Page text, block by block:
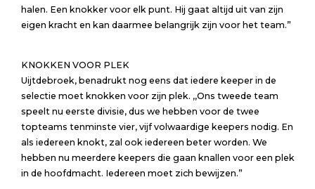
halen. Een knokker voor elk punt. Hij gaat altijd uit van zijn
eigen kracht en kan daarmee belangrijk zijn voor het team.”
KNOKKEN VOOR PLEK
Uijtdebroek, benadrukt nog eens dat iedere keeper in de
selectie moet knokken voor zijn plek. ,,Ons tweede team
speelt nu eerste divisie, dus we hebben voor de twee
topteams tenminste vier, vijf volwaardige keepers nodig. En
als iedereen knokt, zal ook iedereen beter worden. We
hebben nu meerdere keepers die gaan knallen voor een plek
in de hoofdmacht. Iedereen moet zich bewijzen.”